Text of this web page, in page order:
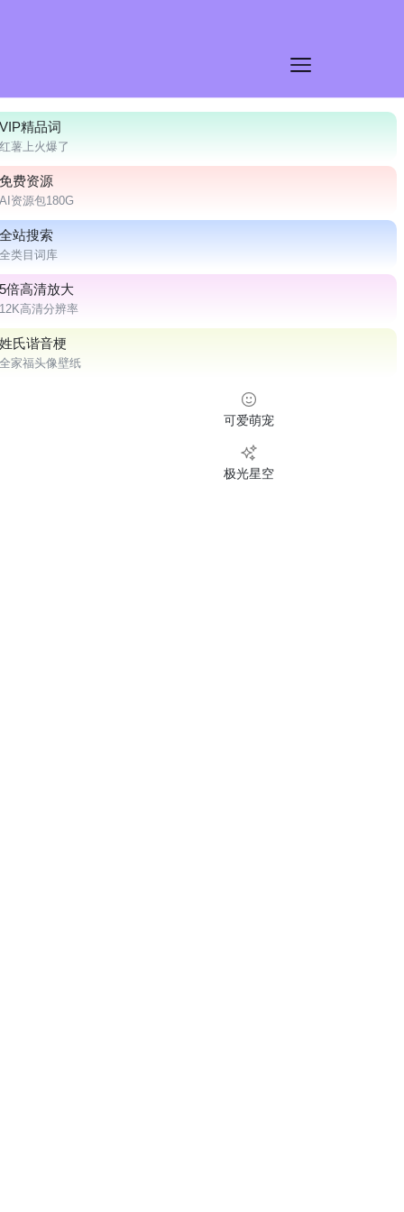
VIP精品词
红薯上火爆了
免费资源
AI资源包180G
全站搜索
全类目词库
5倍高清放大
12K高清分辨率
姓氏谐音梗
全家福头像壁纸
可爱萌宠
极光星空